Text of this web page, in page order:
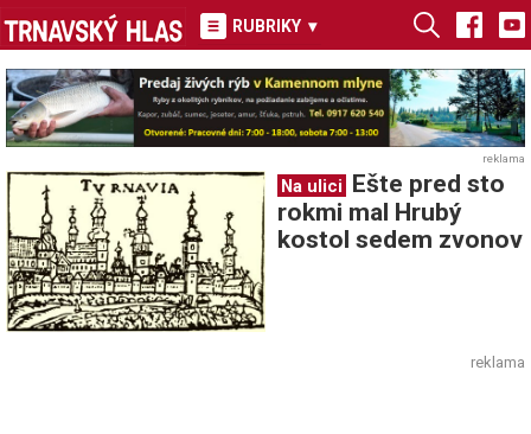
RUBRIKY ▾
reklama
Na ulici Ešte pred sto
rokmi mal Hrubý
kostol sedem zvonov
reklama